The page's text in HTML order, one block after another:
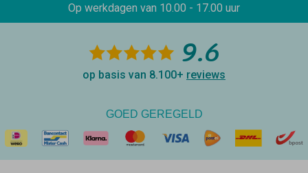
Op werkdagen van 10.00 - 17.00 uur
9.6
op basis van 8.100+ reviews
GOED GEREGELD